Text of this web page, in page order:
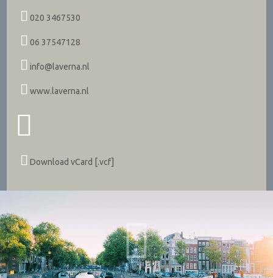
020 3467530
06 37547128
info@laverna.nl
www.laverna.nl
Download vCard [.vcf]